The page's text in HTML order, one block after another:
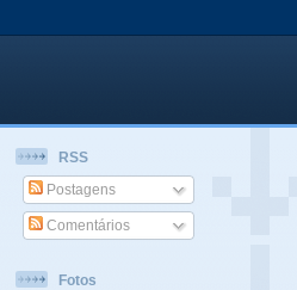
RSS
Postagens
Comentários
Fotos